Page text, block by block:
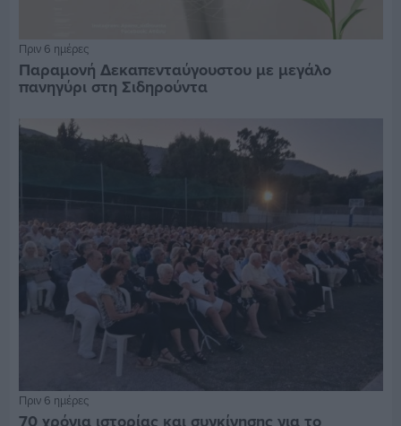
Πριν 6 ημέρες
Παραμονή Δεκαπενταύγουστου με μεγάλο
πανηγύρι στη Σιδηρούντα
Πριν 6 ημέρες